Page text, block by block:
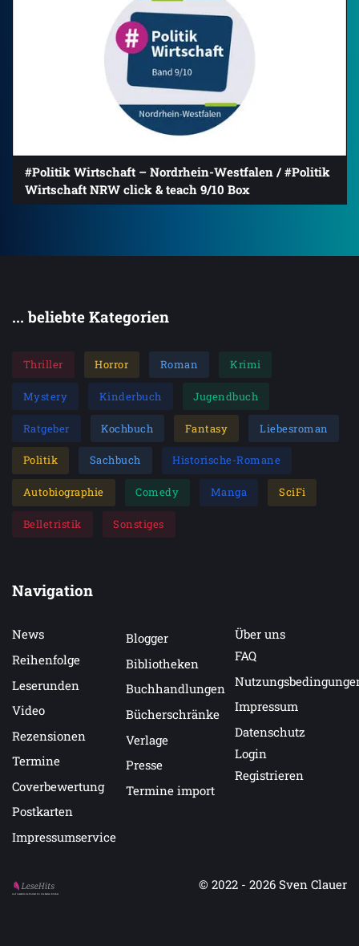
#Politik Wirtschaft – Nordrhein-Westfalen / #Politik
Wirtschaft NRW click & teach 9/10 Box
... beliebte Kategorien
Thriller Horror Roman Krimi
Mystery Kinderbuch Jugendbuch
Ratgeber Kochbuch Fantasy Liebesroman
Politik Sachbuch Historische-Romane
Autobiographie Comedy Manga SciFi
Belletristik Sonstiges
Navigation
News
Reihenfolge
Leserunden
Video
Rezensionen
Termine
Coverbewertung
Postkarten
Impressumservice
Blogger
Bibliotheken
Buchhandlungen
Bücherschränke
Verlage
Presse
Termine import
Über uns
FAQ
Impressum
Datenschutz
Login
Registrieren
Auf LeseHits.de findest Du die besten Bücher.
© 2022 - 2026 Sven Clauer